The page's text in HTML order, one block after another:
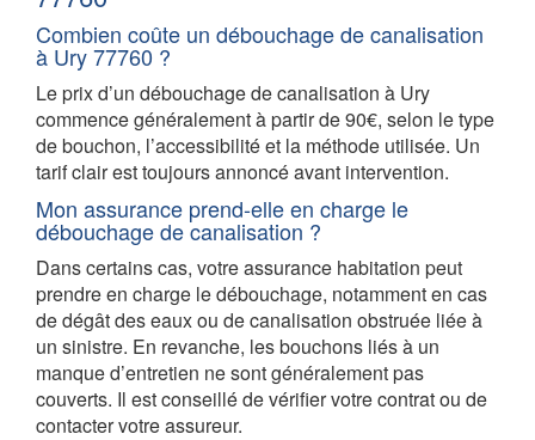
Combien coûte un débouchage de canalisation
à Ury 77760 ?
Le prix d’un débouchage de canalisation à Ury
commence généralement à partir de 90€, selon le type
de bouchon, l’accessibilité et la méthode utilisée. Un
tarif clair est toujours annoncé avant intervention.
Mon assurance prend-elle en charge le
débouchage de canalisation ?
Dans certains cas, votre assurance habitation peut
prendre en charge le débouchage, notamment en cas
de dégât des eaux ou de canalisation obstruée liée à
un sinistre. En revanche, les bouchons liés à un
manque d’entretien ne sont généralement pas
couverts. Il est conseillé de vérifier votre contrat ou de
contacter votre assureur.